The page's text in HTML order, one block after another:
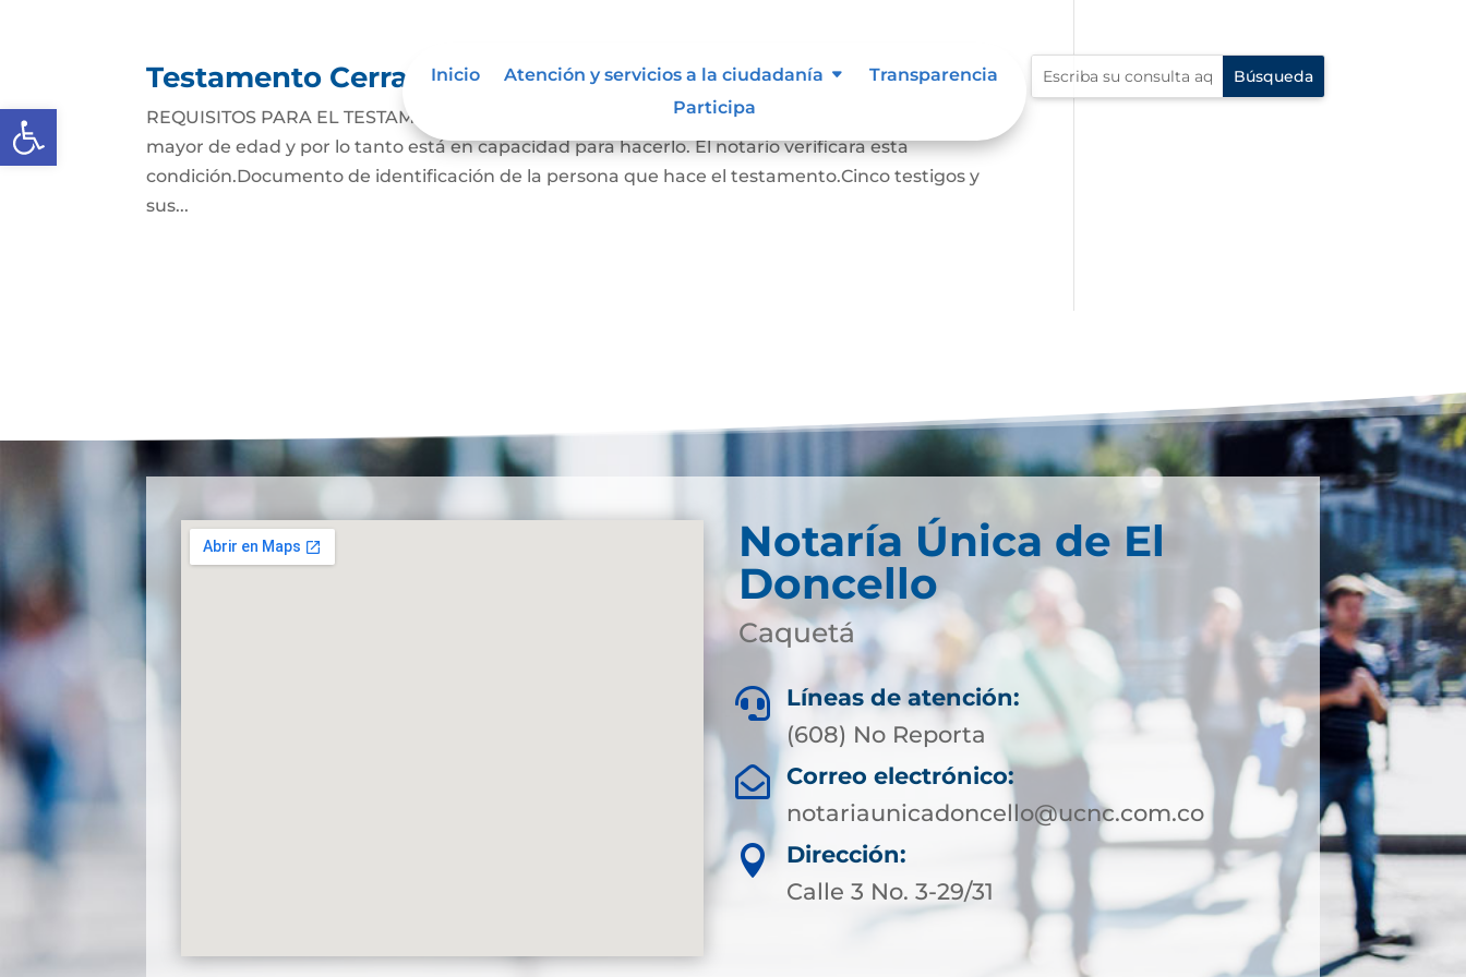
Abrir barra de herramientas
Inicio Atención y servicios a la ciudadanía
Transparencia
Participa
Testamento Cerrado
REQUISITOS PARA EL TESTAMENTO CERRADO: La persona que hace este testamento debe ser
mayor de edad y por lo tanto está en capacidad para hacerlo. El notario verificara esta
condición.Documento de identificación de la persona que hace el testamento.Cinco testigos y
sus...
Notaría Única de El
Doncello
Caquetá

Líneas de atención:
(608) No Reporta

Correo electrónico:
notariaunicadoncello@ucnc.com.co

Dirección:
Calle 3 No. 3-29/31